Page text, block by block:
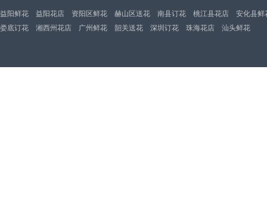
益阳鲜花 益阳花店 资阳区鲜花 赫山区送花 南县订花 桃江县花店
安化县鲜
娄底订花
湘西州花店 广州鲜花 韶关送花 深圳订花 珠海花店 汕头鲜花